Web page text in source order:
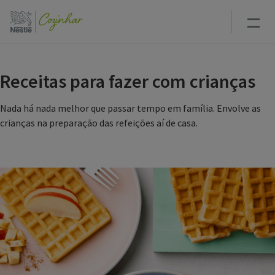
para
Receitas para fazer com crianças
Nada há nada melhor que passar tempo em família. Envolve as
crianças na preparação das refeições aí de casa.